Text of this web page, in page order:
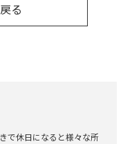
る
で休日になると様々な所